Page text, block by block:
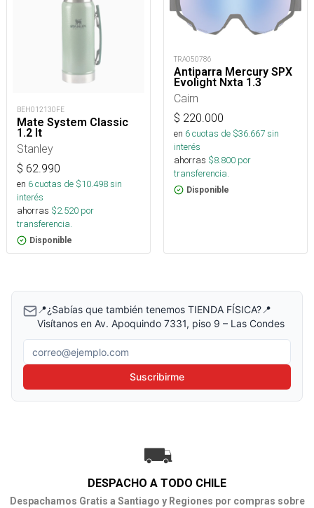
BEH012130FE
Mate System Classic
1.2 lt
Stanley
$ 62.990
en 6cuotas de $10.498sin
interés
ahorras $2.520 por
transferencia.
Disponible
TRA050786
Antiparra Mercury SPX
Evolight Nxta 1.3
Cairn
$ 220.000
en 6cuotas de $36.667sin
interés
ahorras $8.800 por
transferencia.
Disponible
📍¿Sabías que también tenemos TIENDA FÍSICA?📍
Visítanos en Av. Apoquindo 7331, piso 9 – Las Condes
Correo electrónico
Suscribirme
DESPACHO A TODO CHILE
Despachamos Gratis a Santiago y Regiones por compras sobre